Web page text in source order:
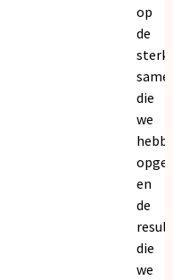
op
de
die
we
en
de
die
we